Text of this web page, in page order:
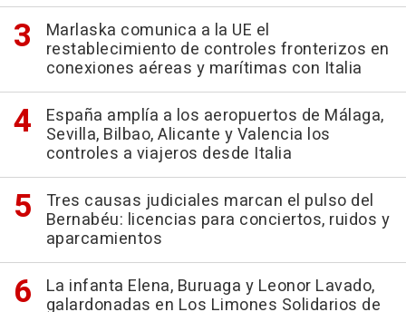
Marlaska comunica a la UE el
restablecimiento de controles fronterizos en
conexiones aéreas y marítimas con Italia
España amplía a los aeropuertos de Málaga,
Sevilla, Bilbao, Alicante y Valencia los
controles a viajeros desde Italia
Tres causas judiciales marcan el pulso del
Bernabéu: licencias para conciertos, ruidos y
aparcamientos
La infanta Elena, Buruaga y Leonor Lavado,
galardonadas en Los Limones Solidarios de